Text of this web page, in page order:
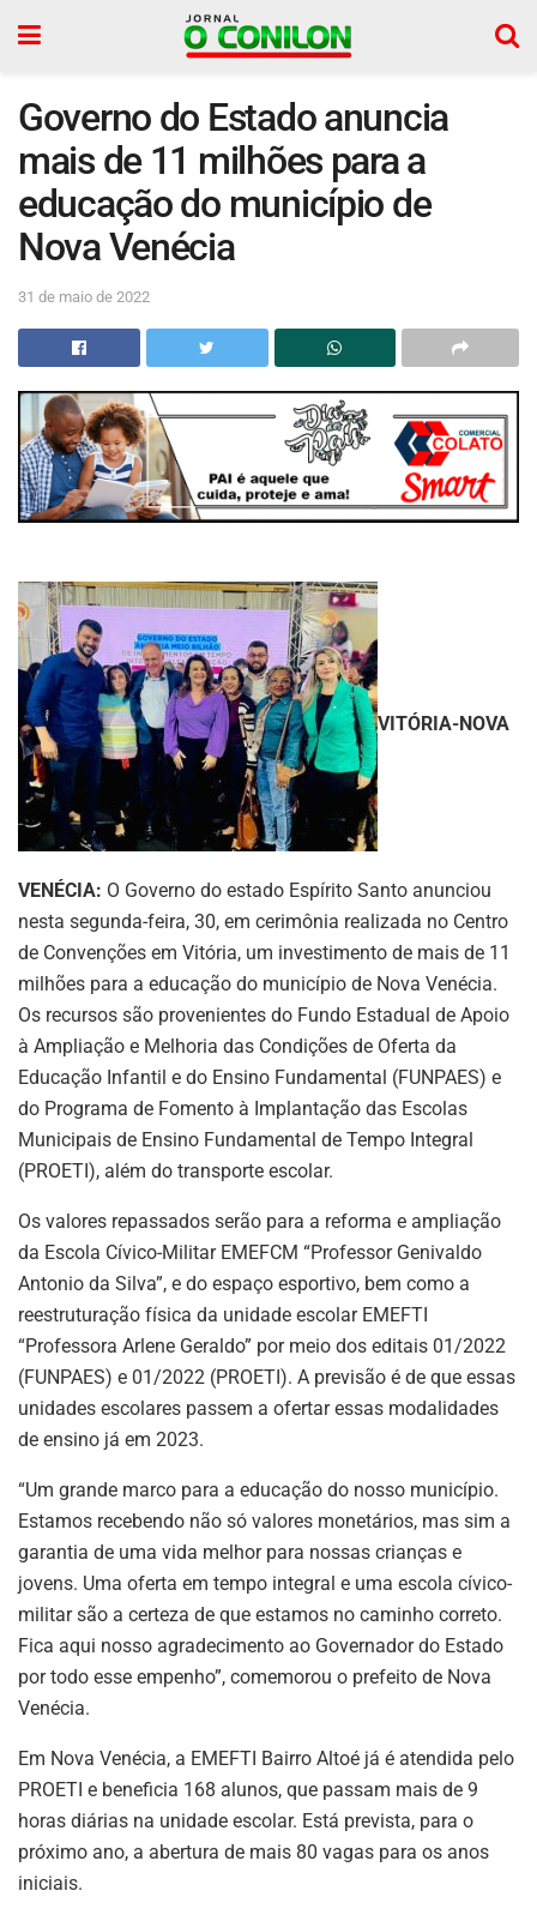
Governo do Estado anuncia
mais de 11 milhões para a
educação do município de
Nova Venécia
31 de maio de 2022
VITÓRIA-NOVA
VENÉCIA: O Governo do estado Espírito Santo anunciou
nesta segunda-feira, 30, em cerimônia realizada no Centro
de Convenções em Vitória, um investimento de mais de 11
milhões para a educação do município de Nova Venécia.
Os recursos são provenientes do Fundo Estadual de Apoio
à Ampliação e Melhoria das Condições de Oferta da
Educação Infantil e do Ensino Fundamental (FUNPAES) e
do Programa de Fomento à Implantação das Escolas
Municipais de Ensino Fundamental de Tempo Integral
(PROETI), além do transporte escolar.
Os valores repassados serão para a reforma e ampliação
da Escola Cívico-Militar EMEFCM “Professor Genivaldo
Antonio da Silva”, e do espaço esportivo, bem como a
reestruturação física da unidade escolar EMEFTI
“Professora Arlene Geraldo” por meio dos editais 01/2022
(FUNPAES) e 01/2022 (PROETI). A previsão é de que essas
unidades escolares passem a ofertar essas modalidades
de ensino já em 2023.
“Um grande marco para a educação do nosso município.
Estamos recebendo não só valores monetários, mas sim a
garantia de uma vida melhor para nossas crianças e
jovens. Uma oferta em tempo integral e uma escola cívico-
militar são a certeza de que estamos no caminho correto.
Fica aqui nosso agradecimento ao Governador do Estado
por todo esse empenho”, comemorou o prefeito de Nova
Venécia.
Em Nova Venécia, a EMEFTI Bairro Altoé já é atendida pelo
PROETI e beneficia 168 alunos, que passam mais de 9
horas diárias na unidade escolar. Está prevista, para o
próximo ano, a abertura de mais 80 vagas para os anos
iniciais.